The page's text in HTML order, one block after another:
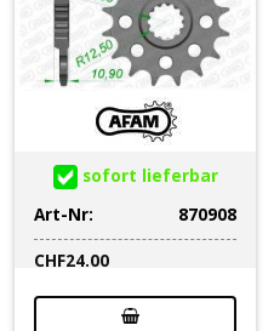
sofort lieferbar
Art-Nr:
870908
CHF24.00